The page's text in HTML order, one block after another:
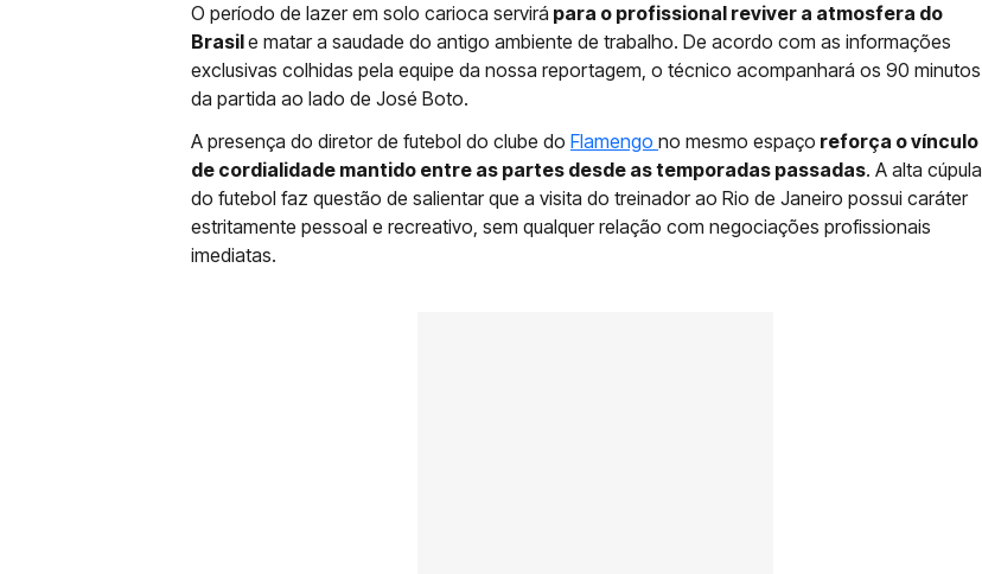
O período de lazer em solo carioca servirá para o profissional reviver a atmosfera do
Brasile matar a saudade do antigo ambiente de trabalho. De acordo com as informações
exclusivas colhidas pela equipe da nossa reportagem, o técnico acompanhará os 90 minutos
da partida ao lado de José Boto.
A presença do diretor de futebol do clube do Flamengo no mesmo espaço reforça o vínculo
de cordialidade mantido entre as partes desde as temporadas passadas. A alta cúpula
do futebol faz questão de salientar que a visita do treinador ao Rio de Janeiro possui caráter
estritamente pessoal e recreativo, sem qualquer relação com negociações profissionais
imediatas.